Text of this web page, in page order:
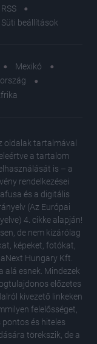
Amit a
RSS
Süti beállítások
Mexikó
oldalak tartalmával
a tartalom
is – a
rendelkezései
és a digitális
(Az Európai
4. cikke alapján!
de nem kizárólag
képeket, fotókat,
Hungary Kft.
esnek. Mindezek
előzetes
kivezető linkeken
felelősséget,
és hiteles
törekszik, de a